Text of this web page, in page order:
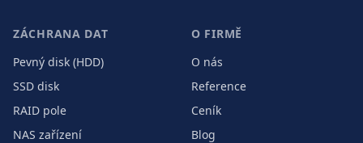
ZÁCHRANA DAT
Pevný disk (HDD)
SSD disk
RAID pole
NAS zařízení
O FIRMĚ
O nás
Reference
Ceník
Blog